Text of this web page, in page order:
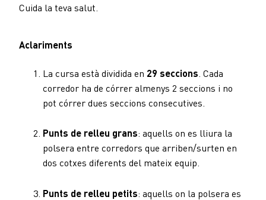
Cuida la teva salut.
Aclariments
La cursa està dividida en 29 seccions . Cada
corredor ha de córrer almenys 2 seccions i no
pot córrer dues seccions consecutives.
Punts de relleu grans: aquells on es lliura la
polsera entre corredors que arriben/surten en
dos cotxes diferents del mateix equip.
Punts de relleu petits: aquells on la polsera es